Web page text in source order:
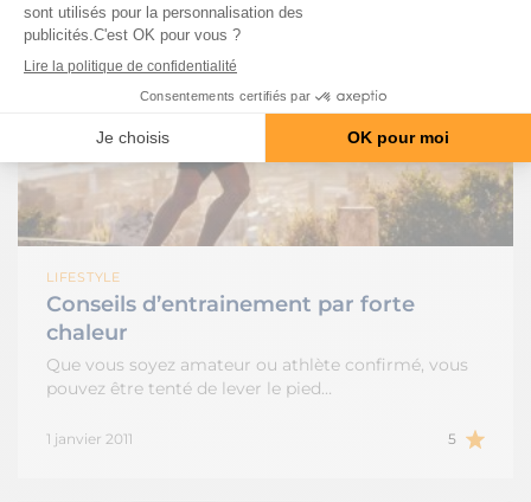
LIFESTYLE
Conseils d’entrainement par forte
chaleur
Que vous soyez amateur ou athlète confirmé, vous
pouvez être tenté de lever le pied…
1 janvier 2011 5